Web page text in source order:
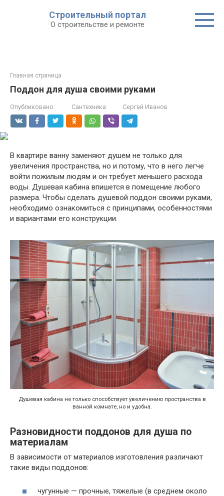
Строительный портал
О строительстве и ремонте
Главная страница
Поддон для душа своими руками
Опубликовано: Сантехника Сергей Иванов
В квартире ванну заменяют душем не только для
увеличения пространства, но и потому, что в него легче
войти пожилым людям и он требует меньшего расхода
воды. Душевая кабина впишется в помещение любого
размера. Чтобы сделать душевой поддон своими руками,
необходимо ознакомиться с принципами, особенностями
и вариантами его конструкции.
Душевая кабина не только способствует увеличению пространства в
ванной комнате, но и удобна.
Разновидности поддонов для душа по
материалам
В зависимости от материалов изготовления различают
такие виды поддонов:
чугунные — прочные, тяжелые (в среднем около